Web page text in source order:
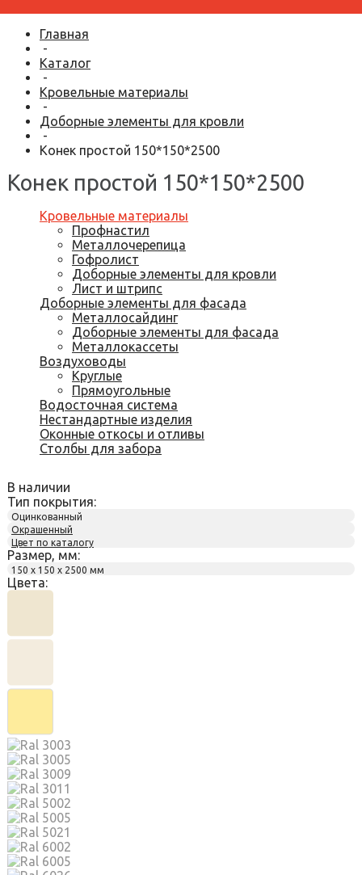
Главная
-
Каталог
-
Кровельные материалы
-
Доборные элементы для кровли
-
Конек простой 150*150*2500
Конек простой 150*150*2500
Кровельные материалы
Профнастил
Металлочерепица
Гофролист
Доборные элементы для кровли
Лист и штрипс
Доборные элементы для фасада
Металлосайдинг
Доборные элементы для фасада
Металлокассеты
Воздуховоды
Круглые
Прямоугольные
Водосточная система
Нестандартные изделия
Оконные откосы и отливы
Столбы для забора
В наличии
Тип покрытия:
Оцинкованный
Окрашенный
Цвет по каталогу
Размер, мм:
150 х 150 х 2500 мм
Цвета: